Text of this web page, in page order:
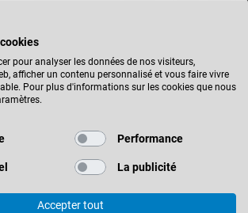
Canada - français
pour analyser les données de nos visiteurs,
afficher un contenu personnalisé et vous faire vivre
Pour plus d'informations sur les cookies que nous
Performance
La publicité
Accepter tout